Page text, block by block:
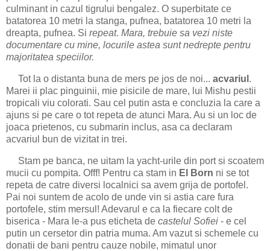
culminant in cazul tigrului bengalez. O superbitate ce
batatorea 10 metri la stanga, pufnea, batatorea 10 metri la
dreapta, pufnea. Si repeat. Mara, trebuie sa vezi niste
documentare cu mine, locurile astea sunt nedrepte pentru
majoritatea speciilor.
Tot la o distanta buna de mers pe jos de noi... acvariul .
Marei ii plac pinguinii, mie pisicile de mare, lui Mishu pestii
tropicali viu colorati. Sau cel putin asta e concluzia la care a
ajuns si pe care o tot repeta de atunci Mara. Au si un loc de
joaca prietenos, cu submarin inclus, asa ca declaram
acvariul bun de vizitat in trei.
Stam pe banca, ne uitam la yacht-urile din port si scoatem
mucii cu pompita. Offf! Pentru ca stam in El Born ni se tot
repeta de catre diversi localnici sa avem grija de portofel.
Pai noi suntem de acolo de unde vin si astia care fura
portofele, stim mersul! Adevarul e ca la fiecare colt de
biserica - Mara le-a pus eticheta de castelul Sofiei - e cel
putin un cersetor din patria muma. Am vazut si schemele cu
donatii de bani pentru cauze nobile, mimatul unor